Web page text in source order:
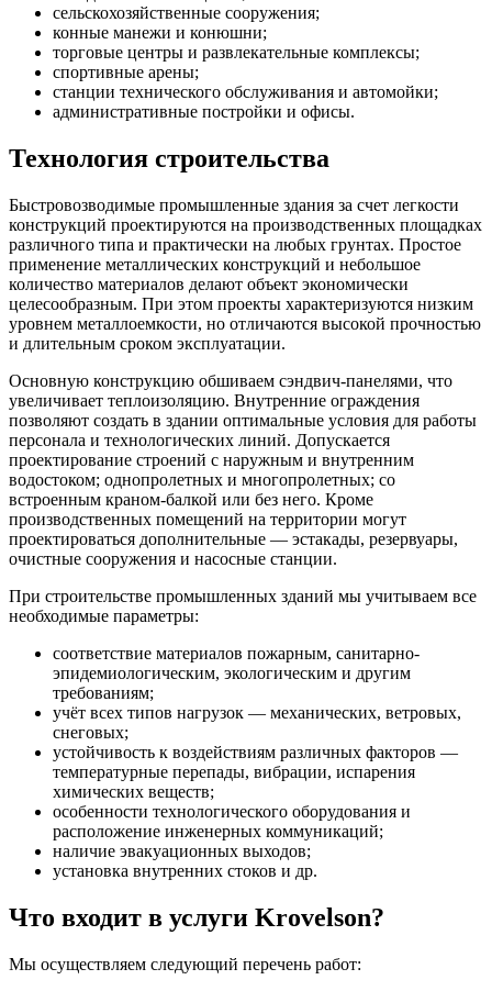
сельскохозяйственные сооружения;
конные манежи и конюшни;
торговые центры и развлекательные комплексы;
спортивные арены;
станции технического обслуживания и автомойки;
административные постройки и офисы.
Технология строительства
Быстровозводимые промышленные здания за счет легкости
конструкций проектируются на производственных площадках
различного типа и практически на любых грунтах. Простое
применение металлических конструкций и небольшое
количество материалов делают объект экономически
целесообразным. При этом проекты характеризуются низким
уровнем металлоемкости, но отличаются высокой прочностью
и длительным сроком эксплуатации.
Основную конструкцию обшиваем сэндвич-панелями, что
увеличивает теплоизоляцию. Внутренние ограждения
позволяют создать в здании оптимальные условия для работы
персонала и технологических линий. Допускается
проектирование строений с наружным и внутренним
водостоком; однопролетных и многопролетных; со
встроенным краном-балкой или без него. Кроме
производственных помещений на территории могут
проектироваться дополнительные — эстакады, резервуары,
очистные сооружения и насосные станции.
При строительстве промышленных зданий мы учитываем все
необходимые параметры:
соответствие материалов пожарным, санитарно-
эпидемиологическим, экологическим и другим
требованиям;
учёт всех типов нагрузок — механических, ветровых,
снеговых;
устойчивость к воздействиям различных факторов —
температурные перепады, вибрации, испарения
химических веществ;
особенности технологического оборудования и
расположение инженерных коммуникаций;
наличие эвакуационных выходов;
установка внутренних стоков и др.
Что входит в услуги Krovelson?
Мы осуществляем следующий перечень работ: